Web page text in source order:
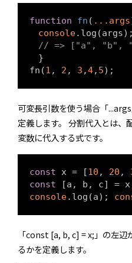
function fn ( ...args
console.log(args);
// => ["a", "b",
}
fn(1 , 2 , 3 ,4, 5
可変長引数を使う場合「
定義します。 分割代入とは、
変数に代入する式です。
const x = [10 , 20 ,
const
console.log(a);
「const [a, b, c] = x;」の左
るかを定義します。